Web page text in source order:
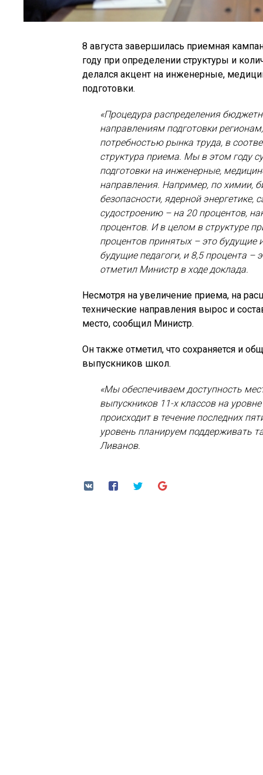
8 августа завершилась приемная
году при определении структуры и
делался акцент на инженерные,
подготовки.
«Процедура распределения
направлениям подготовки
потребностью рынка труда, в
структура приема. Мы в этом году
подготовки на инженерные,
направления. Например, по химии,
безопасности, ядерной энергетике,
судостроению – на 20 процентов,
процентов. И в целом в структуре
процентов принятых – это будущие
будущие педагоги, и 8,5 процента –
отметил Министр в ходе доклада.
Несмотря на увеличение приема, на
технические направления вырос и
место, сообщил Министр.
Он также отметил, что сохраняется и
выпускников школ.
«Мы обеспечиваем доступность
выпускников 11-х классов на
происходит в течение последних
уровень планируем поддерживать
Ливанов.